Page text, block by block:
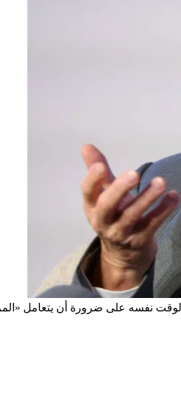
الوقت نفسه على ضرورة أن يتعامل